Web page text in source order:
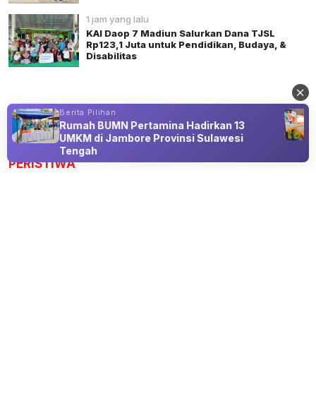
1 jam yang lalu
KAI Daop 7 Madiun Salurkan Dana TJSL
Rp123,1 Juta untuk Pendidikan, Budaya, &
Disabilitas
Advertisement
PERISTIWA
Berita Pilihan
Rumah BUMN Pertamina Hadirkan 13
UMKM di Jambore Provinsi Sulawesi
Tengah